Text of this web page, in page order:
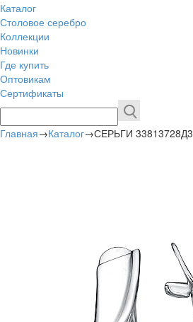
Каталог
Столовое серебро
Коллекции
Новинки
Где купить
Оптовикам
Сертификаты
Главная→Каталог→СЕРЬГИ 33813728Д3